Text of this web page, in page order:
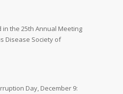
the 25th Annual Meeting
Disease Society of
Day, December 9: